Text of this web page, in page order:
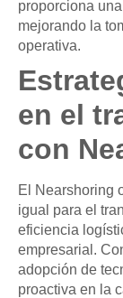
proporciona
mejorando la
operativa.
en el
con
El Nearshoring
igual para el
eficiencia
empresarial.
adopción de
proactiva en la